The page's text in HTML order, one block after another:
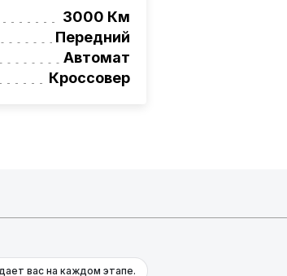
автомобили.
20
3000 Км
Передний
Автомат
Кроссовер
вас на каждом этапе.